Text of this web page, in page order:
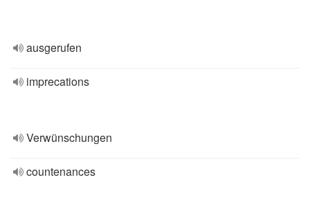
ausgerufen
imprecations
Verwünschungen
countenances